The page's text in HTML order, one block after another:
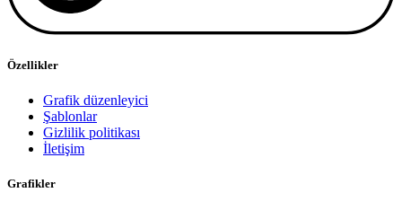
Özellikler
Grafik düzenleyici
Şablonlar
Gizlilik politikası
İletişim
Grafikler